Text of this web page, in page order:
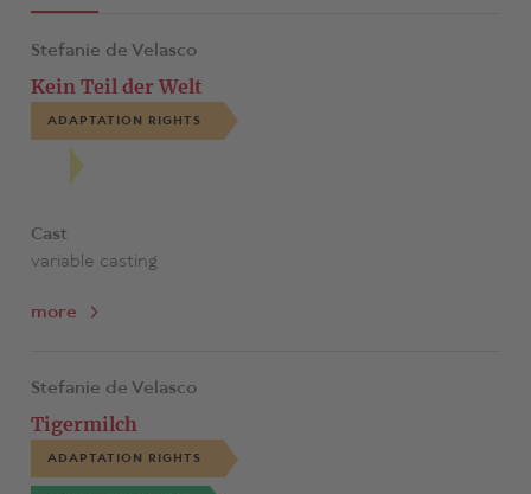
Stefanie de Velasco
Kein Teil der Welt
ADAPTATION RIGHTS
Cast
variable casting
more
Stefanie de Velasco
Tigermilch
ADAPTATION RIGHTS